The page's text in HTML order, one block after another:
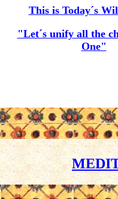
This is Today´s
"Let´s unify all the
One"